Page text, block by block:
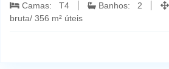
Camas: T4
Banhos: 2
bruta/ 356 m² úteis